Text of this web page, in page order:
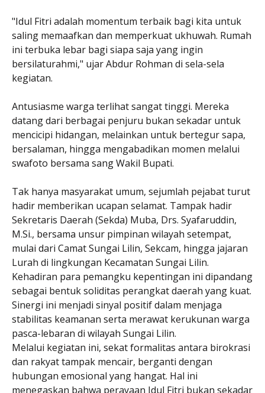
"Idul Fitri adalah momentum terbaik bagi kita untuk
saling memaafkan dan memperkuat ukhuwah. Rumah
ini terbuka lebar bagi siapa saja yang ingin
bersilaturahmi," ujar Abdur Rohman di sela-sela
kegiatan.
Antusiasme warga terlihat sangat tinggi. Mereka
datang dari berbagai penjuru bukan sekadar untuk
mencicipi hidangan, melainkan untuk bertegur sapa,
bersalaman, hingga mengabadikan momen melalui
swafoto bersama sang Wakil Bupati.
Tak hanya masyarakat umum, sejumlah pejabat turut
hadir memberikan ucapan selamat. Tampak hadir
Sekretaris Daerah (Sekda) Muba, Drs. Syafaruddin,
M.Si., bersama unsur pimpinan wilayah setempat,
mulai dari Camat Sungai Lilin, Sekcam, hingga jajaran
Lurah di lingkungan Kecamatan Sungai Lilin.
Kehadiran para pemangku kepentingan ini dipandang
sebagai bentuk soliditas perangkat daerah yang kuat.
Sinergi ini menjadi sinyal positif dalam menjaga
stabilitas keamanan serta merawat kerukunan warga
pasca-lebaran di wilayah Sungai Lilin.
Melalui kegiatan ini, sekat formalitas antara birokrasi
dan rakyat tampak mencair, berganti dengan
hubungan emosional yang hangat. Hal ini
menegaskan bahwa perayaan Idul Fitri bukan sekadar